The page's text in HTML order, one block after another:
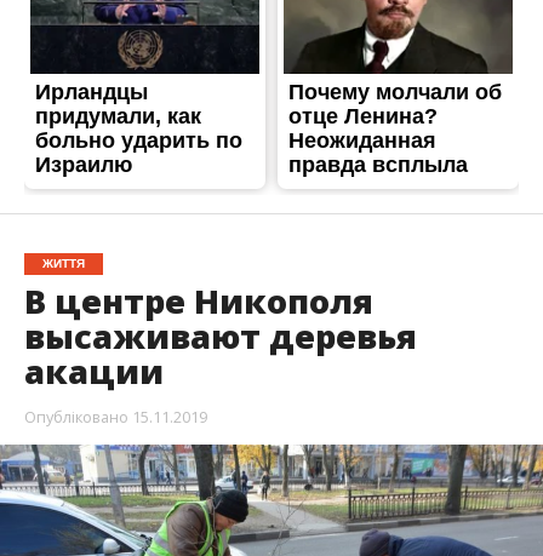
ЖИТТЯ
В центре Никополя
высаживают деревья
акации
Опубліковано 15.11.2019